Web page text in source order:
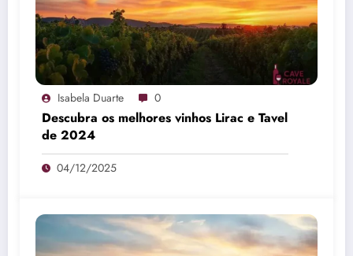
Isabela Duarte 0
Descubra os melhores vinhos Lirac e Tavel
de 2024
04/12/2025